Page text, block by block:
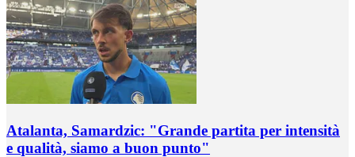
Atalanta, Samardzic: "Grande partita per intensità
e qualità, siamo a buon punto"